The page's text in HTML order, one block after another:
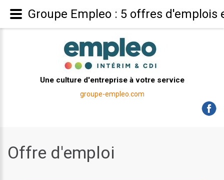
Une culture d'entreprise à votre service
groupe-empleo.com
Offre d'emploi
Groupe Empleo : 5 offres d'emplois